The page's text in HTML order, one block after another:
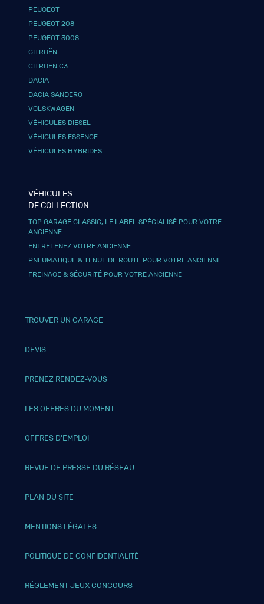
PEUGEOT
PEUGEOT 208
PEUGEOT 3008
CITROËN
CITROËN C3
DACIA
DACIA SANDERO
VOLSKWAGEN
VÉHICULES DIESEL
VÉHICULES ESSENCE
VÉHICULES HYBRIDES
VÉHICULES
DE COLLECTION
TOP GARAGE CLASSIC, LE LABEL SPÉCIALISÉ POUR VOTRE
ANCIENNE
ENTRETENEZ VOTRE ANCIENNE
PNEUMATIQUE & TENUE DE ROUTE POUR VOTRE ANCIENNE
FREINAGE & SÉCURITÉ POUR VOTRE ANCIENNE
TROUVER UN GARAGE
DEVIS
PRENEZ RENDEZ-VOUS
LES OFFRES DU MOMENT
OFFRES D’EMPLOI
REVUE DE PRESSE DU RÉSEAU
PLAN DU SITE
MENTIONS LÉGALES
POLITIQUE DE CONFIDENTIALITÉ
RÉGLEMENT JEUX CONCOURS